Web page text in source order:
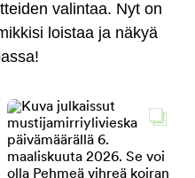
valintaa. Nyt on
loistaa ja näkyä